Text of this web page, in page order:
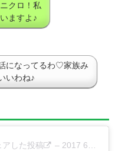
クロ！私
ますよ♪
になってるわ♡家族み
いわね♪
した投稿 – 2017 6月 24 5:52午前 PDT